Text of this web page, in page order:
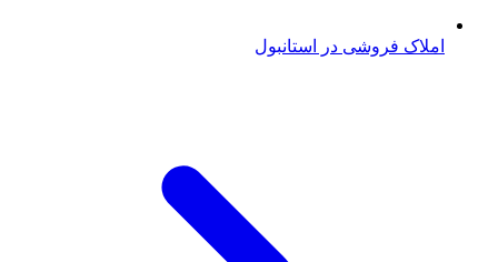
املاک فروشی در استانبول